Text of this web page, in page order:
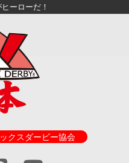
ーローだ！
クスダービー協会